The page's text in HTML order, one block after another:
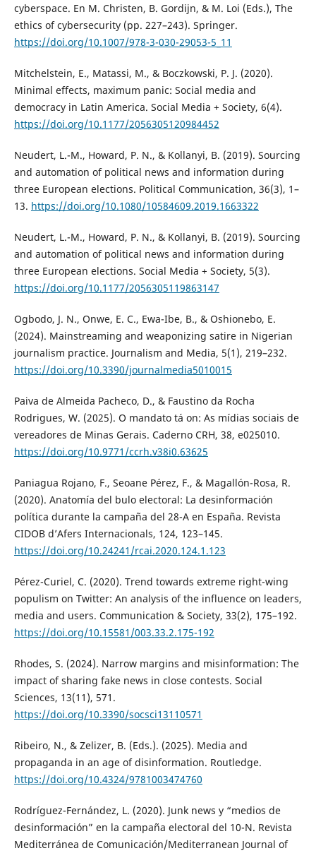
cyberspace. En M. Christen, B. Gordijn, & M. Loi (Eds.), The
ethics of cybersecurity (pp. 227–243). Springer.
https://doi.org/10.1007/978-3-030-29053-5_11
Mitchelstein, E., Matassi, M., & Boczkowski, P. J. (2020).
Minimal effects, maximum panic: Social media and
democracy in Latin America. Social Media + Society, 6(4).
https://doi.org/10.1177/2056305120984452
Neudert, L.-M., Howard, P. N., & Kollanyi, B. (2019). Sourcing
and automation of political news and information during
three European elections. Political Communication, 36(3), 1–
13. https://doi.org/10.1080/10584609.2019.1663322
Neudert, L.-M., Howard, P. N., & Kollanyi, B. (2019). Sourcing
and automation of political news and information during
three European elections. Social Media + Society, 5(3).
https://doi.org/10.1177/2056305119863147
Ogbodo, J. N., Onwe, E. C., Ewa-Ibe, B., & Oshionebo, E.
(2024). Mainstreaming and weaponizing satire in Nigerian
journalism practice. Journalism and Media, 5(1), 219–232.
https://doi.org/10.3390/journalmedia5010015
Paiva de Almeida Pacheco, D., & Faustino da Rocha
Rodrigues, W. (2025). O mandato tá on: As mídias sociais de
vereadores de Minas Gerais. Caderno CRH, 38, e025010.
https://doi.org/10.9771/ccrh.v38i0.63625
Paniagua Rojano, F., Seoane Pérez, F., & Magallón-Rosa, R.
(2020). Anatomía del bulo electoral: La desinformación
política durante la campaña del 28-A en España. Revista
CIDOB d’Afers Internacionals, 124, 123–145.
https://doi.org/10.24241/rcai.2020.124.1.123
Pérez-Curiel, C. (2020). Trend towards extreme right-wing
populism on Twitter: An analysis of the influence on leaders,
media and users. Communication & Society, 33(2), 175–192.
https://doi.org/10.15581/003.33.2.175-192
Rhodes, S. (2024). Narrow margins and misinformation: The
impact of sharing fake news in close contests. Social
Sciences, 13(11), 571.
https://doi.org/10.3390/socsci13110571
Ribeiro, N., & Zelizer, B. (Eds.). (2025). Media and
propaganda in an age of disinformation. Routledge.
https://doi.org/10.4324/9781003474760
Rodríguez-Fernández, L. (2020). Junk news y “medios de
desinformación” en la campaña electoral del 10-N. Revista
Mediterránea de Comunicación/Mediterranean Journal of